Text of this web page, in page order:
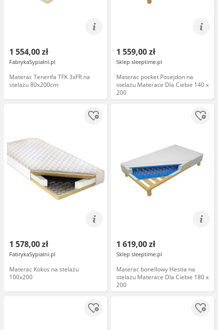
1 554,00 zł
FabrykaSypialni.pl
Materac Tenerifa TFK 3xFR na
stelażu 80x200cm
1 559,00 zł
Sklep sleeptime.pl
Materac pocket Posejdon na
stelażu Materace Dla Ciebie 140 x
200
1 578,00 zł
FabrykaSypialni.pl
Materac Kokos na stelażu
100x200
1 619,00 zł
Sklep sleeptime.pl
Materac bonellowy Hestia na
stelażu Materace Dla Ciebie 180 x
200